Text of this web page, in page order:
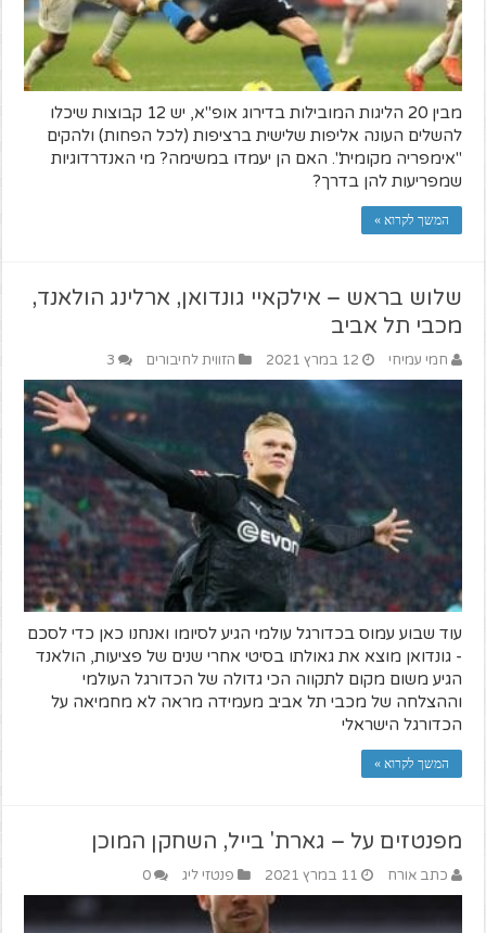
מבין 20 הליגות המובילות בדירוג אופ"א, יש 12 קבוצות שיכלו
להשלים העונה אליפות שלישית ברציפות (לכל הפחות) ולהקים
"אימפריה מקומית". האם הן יעמדו במשימה? מי האנדרדוגיות
שמפריעות להן בדרך?
המשך לקרוא »
שלוש בראש – אילקאיי גונדואן, ארלינג הולאנד,
מכבי תל אביב
חמי עמיחי 12 במרץ 2021 הזווית לחיבורים 3
עוד שבוע עמוס בכדורגל עולמי הגיע לסיומו ואנחנו כאן כדי לסכם
- גונדואן מוצא את גאולתו בסיטי אחרי שנים של פציעות, הולאנד
הגיע משום מקום לתקווה הכי גדולה של הכדורגל העולמי
וההצלחה של מכבי תל אביב מעמידה מראה לא מחמיאה על
הכדורגל הישראלי
המשך לקרוא »
מפנטזים על – גארת' בייל, השחקן המוכן
כתב אורח 11 במרץ 2021 פנטזי ליג 0